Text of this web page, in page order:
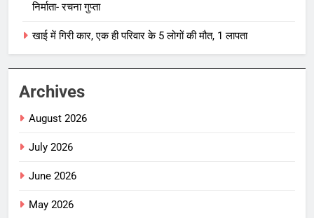
निर्माता- रचना गुप्ता
खाई में गिरी कार, एक ही परिवार के 5 लोगों की मौत, 1 लापता
Archives
August 2026
July 2026
June 2026
May 2026